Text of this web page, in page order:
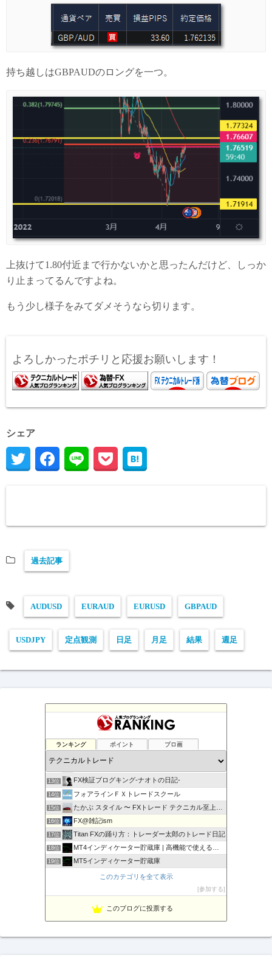
持ち越しはGBPAUDのロングを一つ。
上抜けて1.80付近まで行かないかと思ったんだけど、しっか
り止まってるんですよね。
もう少し様子をみてダメそうなら切ります。
よろしかったポチリと応援お願いします！
シェア
過去記事
AUDUSD EURAUD EURUSD GBPAUD
USDJPY 定点観測 日足 月足 結果 週足
ランキング ポイント ブロ画
ケイトのFXな日常
10位 テクニカル分析
現役サラリーマンの副業FX/デイトレーダーの収支報告ブログ
13位 FX検証ブログキング-ナオトの日記-
14位 フォアラインＦＸトレードスクール
15位 たかぶ スタイル 〜 FXトレード テクニカル至上主義！
16位 FX@雑記ism
17位 Titan FXの踊り方：トレーダー太郎のトレード日記
18位 MT4インディケーター貯蔵庫 | 高機能で使えるインジをご…
19位 MT5インディケーター貯蔵庫
相場の天底をピンポイントでズバリ！
豪ドル好きな店主のFXマニア＄的な不定記
FX専業デイトレーダー上山康浩のブログ
このカテゴリを全て表示
参加する
このブログに投票する